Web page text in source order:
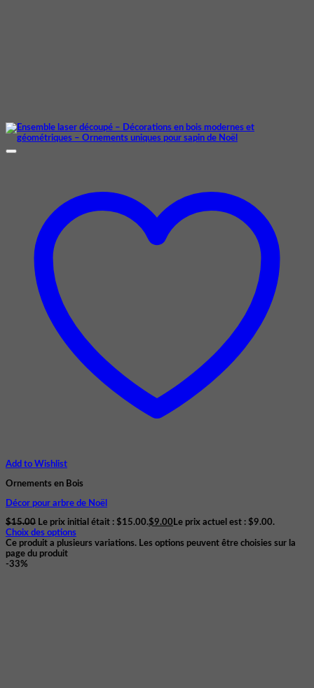
Add to Wishlist
Ornements en Bois
Décor pour arbre de Noël
$15.00 Le prix initial était : $15.00.$9.00 Le prix actuel est : $9.00.
Choix des options
Ce produit a plusieurs variations. Les options peuvent être choisies sur la
page du produit
-33%